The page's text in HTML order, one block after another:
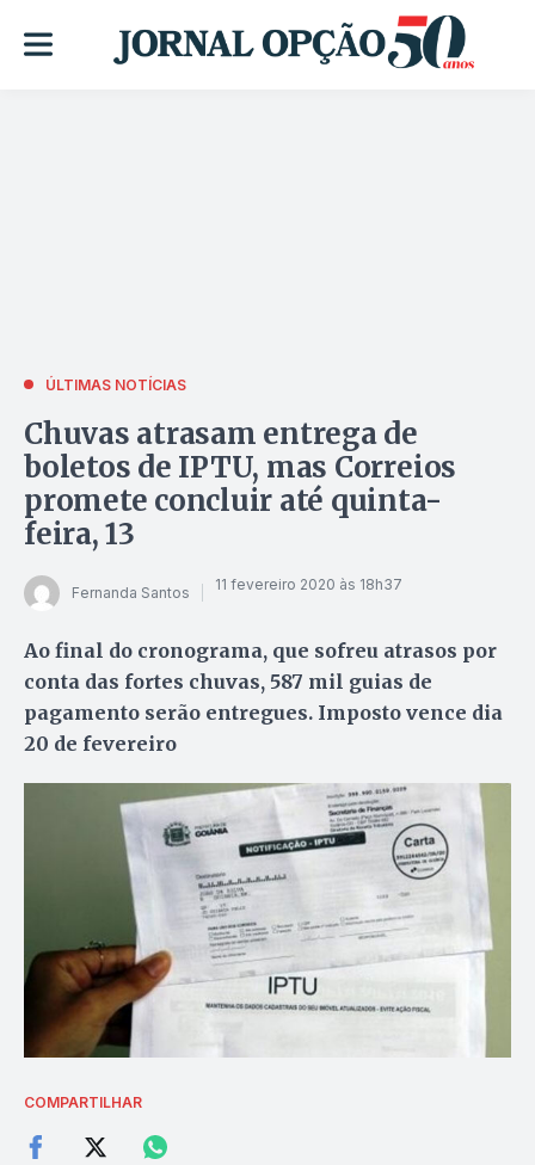
ÚLTIMAS NOTÍCIAS
Chuvas atrasam entrega de
boletos de IPTU, mas Correios
promete concluir até quinta-
feira, 13
Fernanda Santos 11 fevereiro 2020 às 18h37
Ao final do cronograma, que sofreu atrasos por
conta das fortes chuvas, 587 mil guias de
pagamento serão entregues. Imposto vence dia
20 de fevereiro
COMPARTILHAR